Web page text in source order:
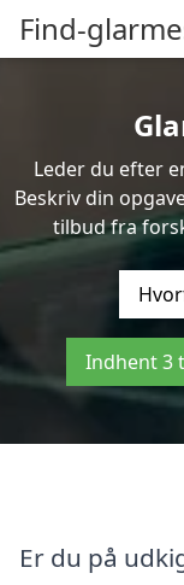
Find-
Leder du efter
Beskriv din
tilbud fra
Indhent 3
Er du på